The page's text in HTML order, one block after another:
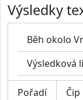
Výsledky
Běh okolo
Výsledková
Pořadí Čip